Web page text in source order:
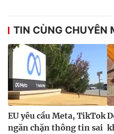
TIN CÙNG CHUYÊN
EU yêu cầu Meta, TikTok
ngăn chặn thông tin sai